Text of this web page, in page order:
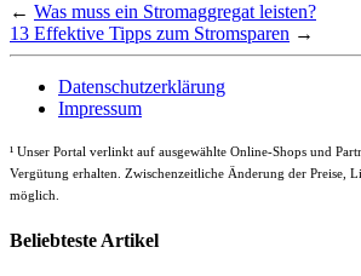
← Was muss ein Stromaggregat leisten?
13 Effektive Tipps zum Stromsparen →
Datenschutzerklärung
Impressum
¹ Unser Portal verlinkt auf ausgewählte Online-Shops und
Vergütung erhalten. Zwischenzeitliche Änderung der Preise,
möglich.
Beliebteste Artikel